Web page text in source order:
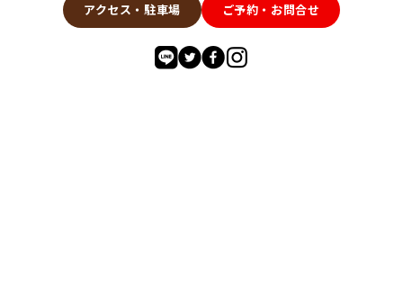
アクセス・駐車場 ご予約・お問合せ